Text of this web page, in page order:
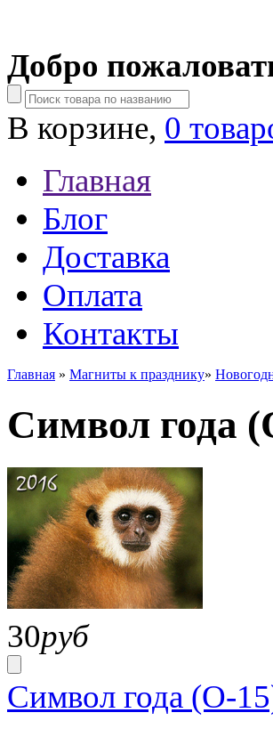
Добро
В корзине, 0
Главная
Блог
Доставка
Оплата
Контакты
Главная » Магниты к празднику»
Символ года
30руб
Символ года (О-